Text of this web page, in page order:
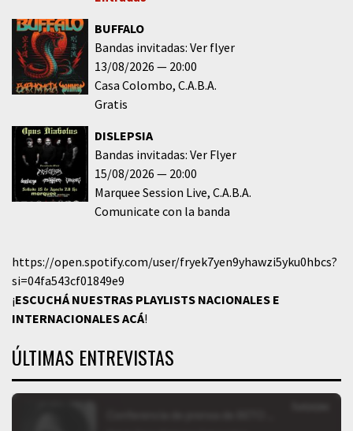
BUFFALO
Bandas invitadas: Ver flyer
13/08/2026
20:00
Casa Colombo C.A.B.A.
Gratis
DISLEPSIA
Bandas invitadas: Ver Flyer
15/08/2026
20:00
Marquee Session Live C.A.B.A.
Comunicate con la banda
https://open.spotify.com/user/fryek7yen9yhawzi5yku0hbcs?
si=04fa543cf01849e9
¡ESCUCHÁ NUESTRAS PLAYLISTS NACIONALES E
INTERNACIONALESACÁ!
ÚLTIMAS ENTREVISTAS